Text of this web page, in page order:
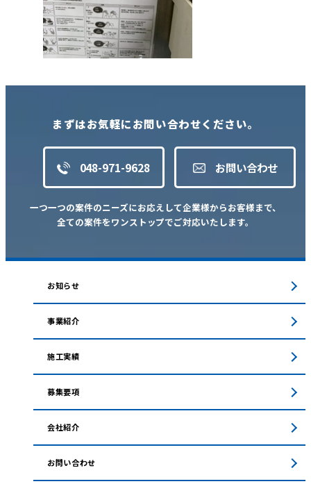
まずはお気軽にお問い合わせください。
048-971-9628 お問い合わせ
一つ一つの案件のニーズにお応えして企業様からお客様まで、
全ての案件をワンストップでご対応いたします。
お知らせ
事業紹介
施工実績
募集要項
会社紹介
お問い合わせ